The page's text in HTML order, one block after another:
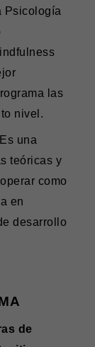
Psicología
las
nivel.
una
teóricas y
como
en
desarrollo
de